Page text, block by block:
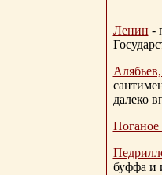
Ленин -
далеко
буффа и